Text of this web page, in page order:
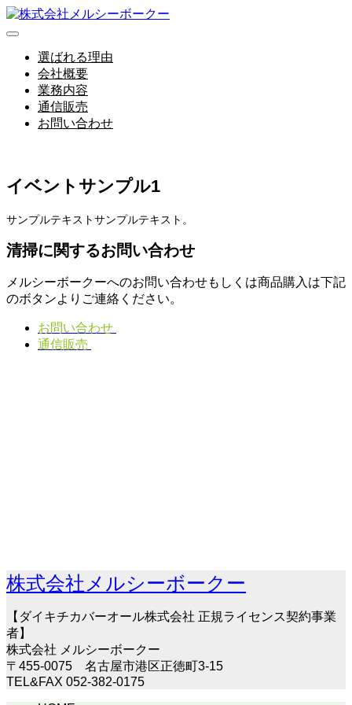
選ばれる理由
会社概要
業務内容
通信販売
お問い合わせ
イベントサンプル1
サンプルテキストサンプルテキスト。
清掃に関するお問い合わせ
メルシーボークーへのお問い合わせもしくは商品購入は下記
のボタンよりご連絡ください。
お問い合わせ
通信販売
株式会社メルシーボークー
【ダイキチカバーオール株式会社 正規ライセンス契約事業
者】
株式会社 メルシーボークー
〒455-0075 名古屋市港区正徳町3-15
TEL&FAX 052-382-0175